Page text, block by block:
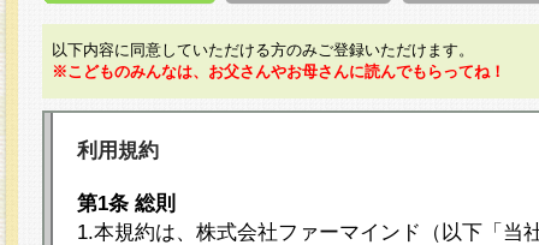
以下内容に同意していただける方のみご登録いただけます。
※こどものみんなは、お父さんやお母さんに読んでもらってね！
利用規約
第1条 総則
1.本規約は、株式会社ファーマインド（以下「当